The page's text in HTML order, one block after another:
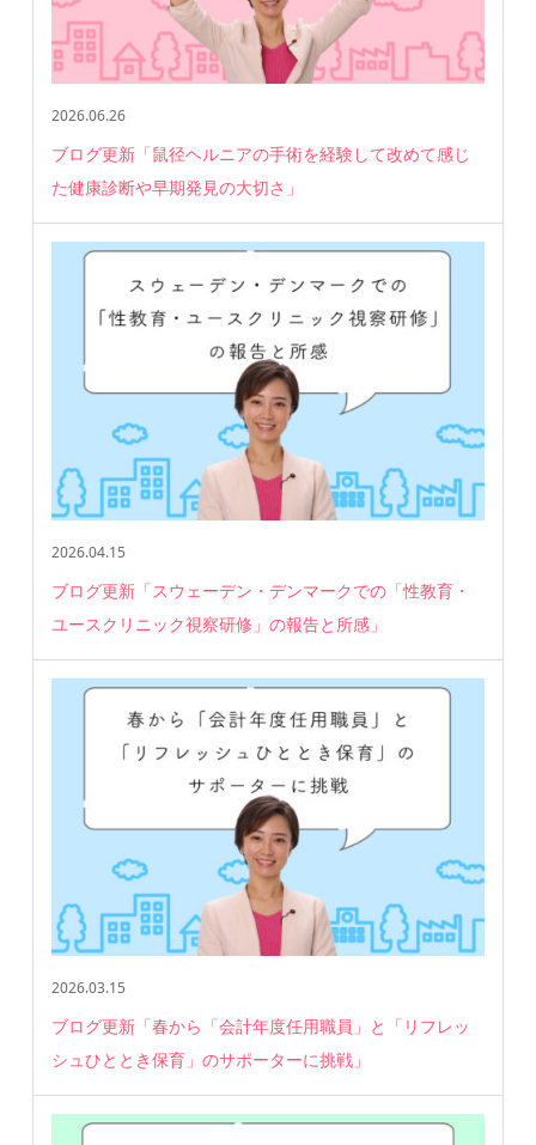
2026.06.26
ブログ更新「鼠径ヘルニアの手術を経験して改めて感じ
た健康診断や早期発見の大切さ」
2026.04.15
ブログ更新「スウェーデン・デンマークでの「性教育・
ユースクリニック視察研修」の報告と所感」
2026.03.15
ブログ更新「春から「会計年度任用職員」と「リフレッ
シュひととき保育」のサポーターに挑戦」